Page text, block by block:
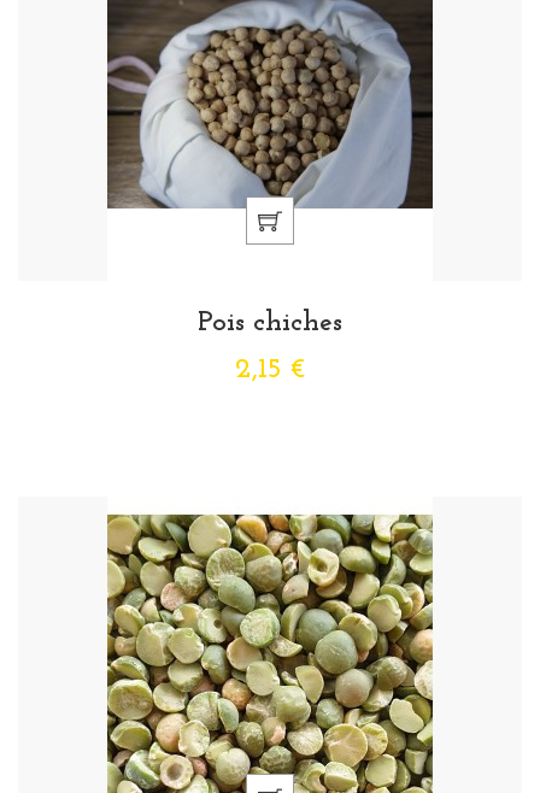
Pois chiches
2,15 €